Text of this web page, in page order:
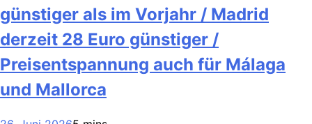
günstiger als im Vorjahr / Madrid
derzeit 28 Euro günstiger /
Preisentspannung auch für Málaga
und Mallorca